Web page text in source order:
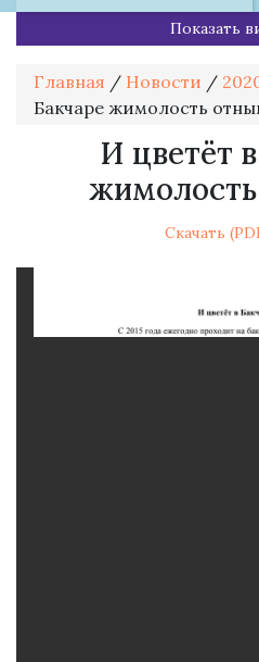
Показать
Главная / Новости /
Бакчаре жимолость
И цветёт
Скачать